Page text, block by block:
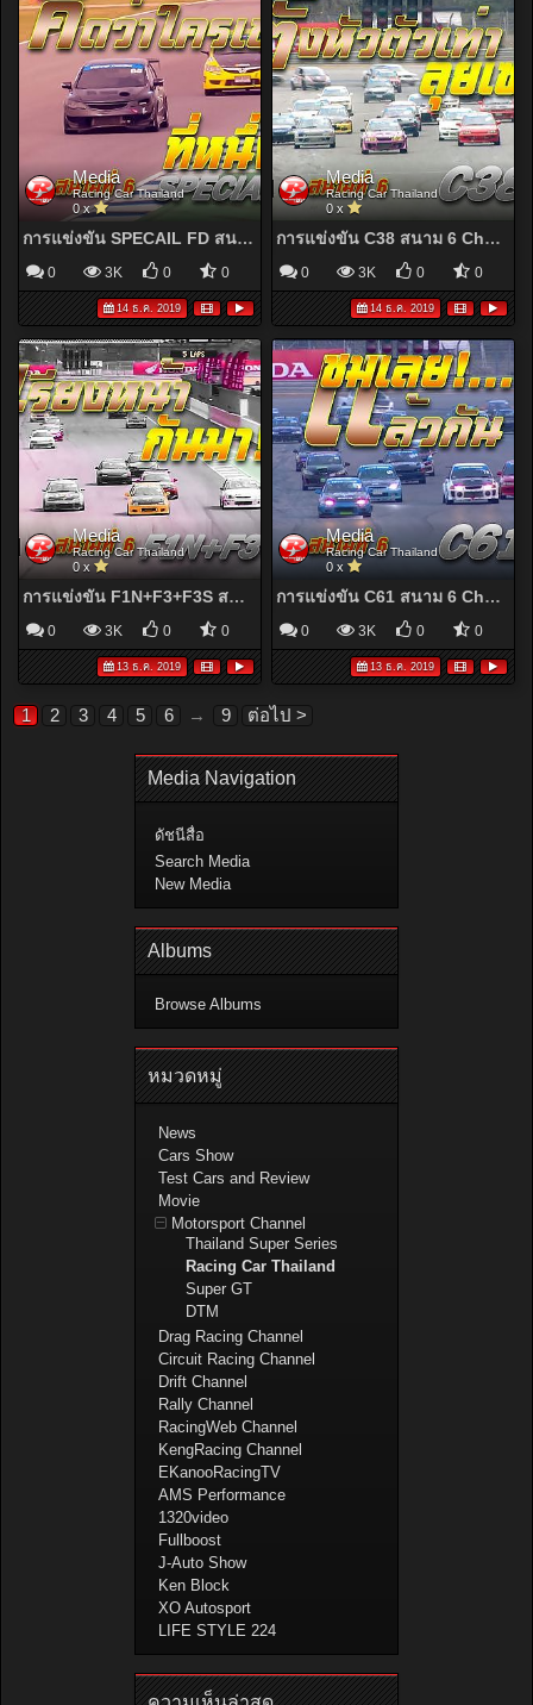
Media
Racing Car Thailand
0 x
การแข่งขัน SPECAIL FD สนาม 6 Chang International Circuit Buriram | Racing Car Thailand 2019
0 3K 0 0
14 ธ.ค. 2019
Media
Racing Car Thailand
0 x
การแข่งขัน C38 สนาม 6 Chang International Circuit Buriram | Racing Car Thailand 2019
0 3K 0 0
14 ธ.ค. 2019
Media
Racing Car Thailand
0 x
การแข่งขัน F1N+F3+F3S สนาม 6 Chang International Circuit Buriram | Racing Car Thailand 2019
0 3K 0 0
13 ธ.ค. 2019
Media
Racing Car Thailand
0 x
การแข่งขัน C61 สนาม 6 Chang International Circuit Buriram | Racing Car Thailand 2019
0 3K 0 0
13 ธ.ค. 2019
1 2 3 4 5 6 → 9 ต่อไป >
Media Navigation
ดัชนีสื่อ
Search Media
New Media
Albums
Browse Albums
หมวดหมู่
News
Cars Show
Test Cars and Review
Movie
Motorsport Channel
Thailand Super Series
Racing Car Thailand
Super GT
DTM
Drag Racing Channel
Circuit Racing Channel
Drift Channel
Rally Channel
RacingWeb Channel
KengRacing Channel
EKanooRacingTV
AMS Performance
1320video
Fullboost
J-Auto Show
Ken Block
XO Autosport
LIFE STYLE 224